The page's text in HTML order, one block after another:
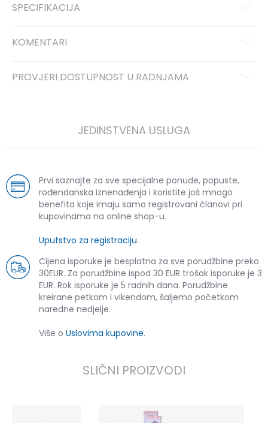
SPECIFIKACIJA
KOMENTARI
PROVJERI DOSTUPNOST U RADNJAMA
JEDINSTVENA USLUGA
Prvi saznajte za sve specijalne ponude, popuste,
rođendanska iznenađenja i koristite još mnogo
benefita koje imaju samo registrovani članovi pri
kupovinama na online shop-u.
Uputstvo za registraciju.
Cijena isporuke je besplatna za sve porudžbine preko
30EUR. Za porudžbine ispod 30 EUR trošak isporuke je 3
EUR. Rok isporuke je 5 radnih dana. Porudžbine
kreirane petkom i vikendom, šaljemo početkom
naredne nedjelje.
Više o Uslovima kupovine.
SLIČNI PROIZVODI